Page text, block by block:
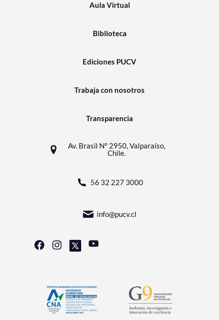
Aula Virtual
Biblioteca
Ediciones PUCV
Trabaja con nosotros
Transparencia
Av. Brasil N° 2950, Valparaíso,
Chile.
56 32 227 3000
info@pucv.cl